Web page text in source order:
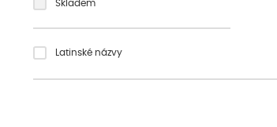
Skladem
Latinské názvy